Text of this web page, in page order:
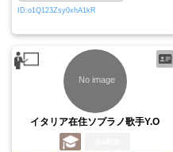
ID:o1Q123Zsy0xhA1kR
イタリア在住ソプラノ歌手Y.O